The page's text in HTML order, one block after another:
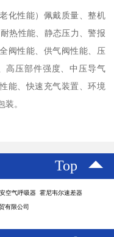
化性能）佩戴质量、整机
热性能、静态压力、警报
阀性能、供气阀性能、压
高压部件强度、中压导气
能、快速充气装置、环境
。
Top
空气呼吸器 霍尼韦尔速差器
有限公司